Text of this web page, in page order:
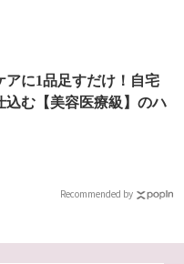
アに1品足すだけ！自宅
込む【美容医療級】のハ
Recommended by